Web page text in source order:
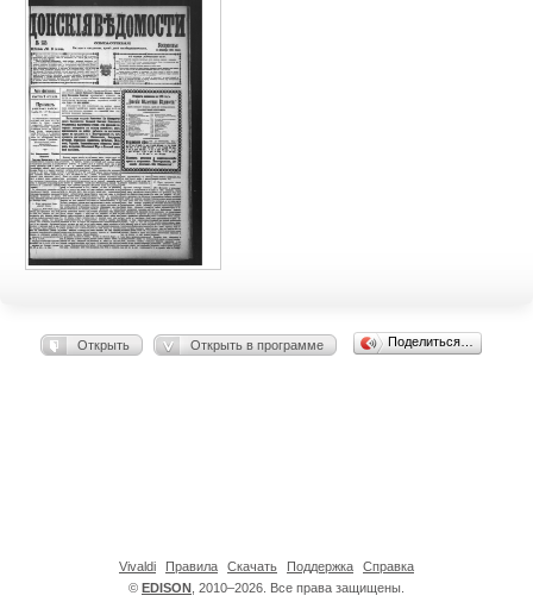
Открыть Открыть в программе Поделиться…
© EDISON , 2010–2026. Все права защищены.
Vivaldi Правила Скачать Поддержка Справка